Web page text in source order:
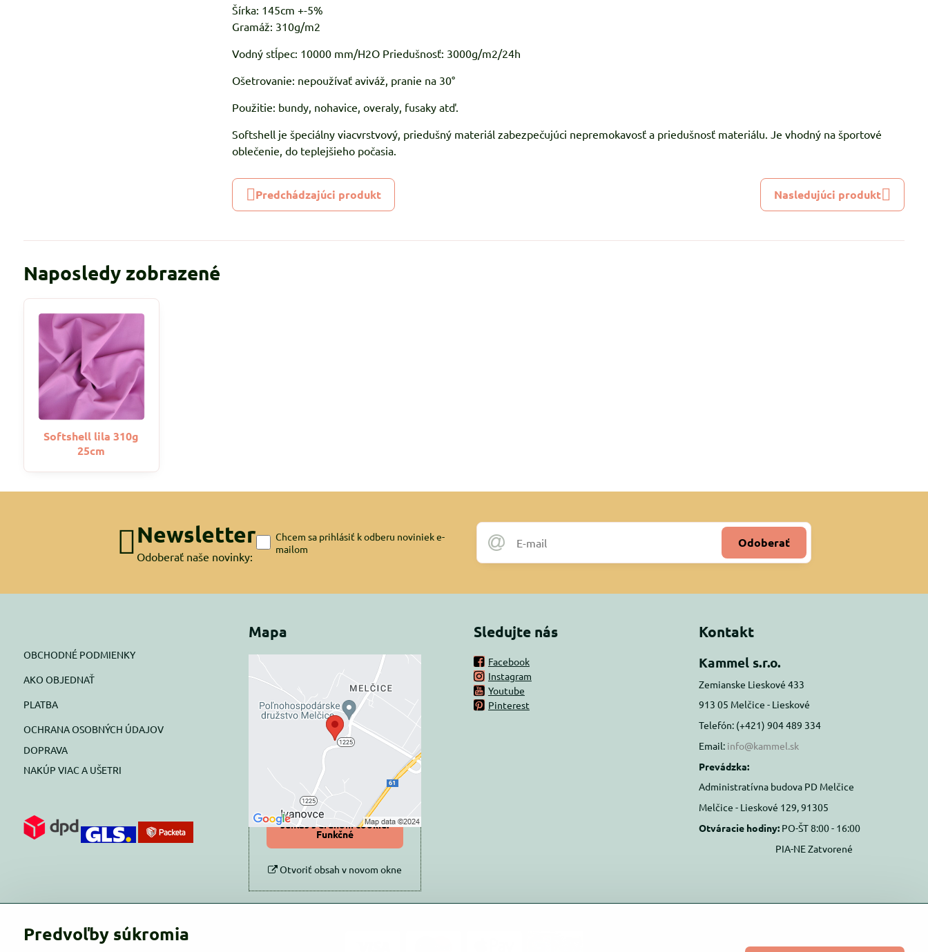
Šírka: 145cm +-5%
Gramáž: 310g/m2
Vodný stĺpec: 10000 mm/H2O Priedušnosť: 3000g/m2/24h
Ošetrovanie: nepoužívať aviváž, pranie na 30°
Použitie: bundy, nohavice, overaly, fusaky atď.
Softshell je špeciálny viacvrstvový, priedušný materiál zabezpečujúci nepremokavosť a priedušnosť materiálu. Je vhodný na športové
oblečenie, do teplejšieho počasia.
Predchádzajúci produkt Nasledujúci produkt
Naposledy zobrazené
Softshell lila 310g
25cm
Newsletter
Odoberať naše novinky:
Odoberať
Chcem sa prihlásiť k odberu noviniek e-
mailom
OBCHODNÉ PODMIENKY
AKO OBJEDNAŤ
PLATBA
OCHRANA OSOBNÝCH ÚDAJOV
DOPRAVA
NAKÚP VIAC A UŠETRI
Mapa
Externý obsah je
blokovaný Voľbami
súkromia
Prajete si načítať externý obsah?
Povoliť tentokrát
Povoliť a zapamätať -
súhlas s druhom cookie:
Funkčné
Otvoriť obsah v novom okne
Sledujte nás
Facebook
Instagram
Youtube
Pinterest
Kontakt
Kammel s.r.o.
Zemianske Lieskové 433
913 05 Melčice - Lieskové
Telefón: (+421) 904 489 334
Email: info@kammel.sk
Prevádzka:
Administratívna budova PD Melčice
Melčice - Lieskové 129, 91305
Otváracie hodiny: PO-ŠT 8:00 - 16:00
PIA-NE Zatvorené
Predvoľby súkromia